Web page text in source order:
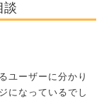
談
ユーザーに分かり
になっているでし